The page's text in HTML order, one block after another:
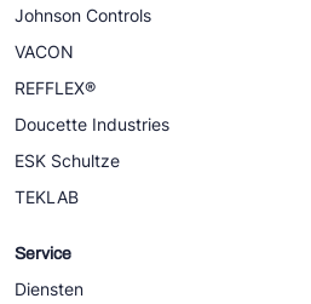
Johnson Controls
VACON
REFFLEX®
Doucette Industries
ESK Schultze
TEKLAB
Service
Diensten